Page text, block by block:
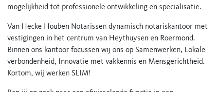
mogelijkheid tot professionele ontwikkeling en specialisatie.
Van Hecke Houben Notarissen dynamisch notariskantoor met
vestigingen in het centrum van Heythuysen en Roermond.
Binnen ons kantoor focussen wij ons op Samenwerken, Lokale
verbondenheid, Innovatie met vakkennis en Mensgerichtheid.
Kortom, wij werken SLIM!